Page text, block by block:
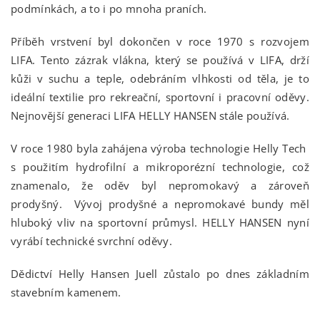
podmínkách, a to i po mnoha praních.
Příběh vrstvení byl dokončen v roce 1970 s rozvojem
LIFA. Tento zázrak vlákna, který se používá v LIFA, drží
kůži v suchu a teple, odebráním vlhkosti od těla, je to
ideální textilie pro rekreační, sportovní i pracovní oděvy.
Nejnovější generaci LIFA HELLY HANSEN stále používá.
V roce 1980 byla zahájena výroba technologie Helly Tech
s použitím hydrofilní a mikroporézní technologie, což
znamenalo, že oděv byl nepromokavý a zároveň
prodyšný. Vývoj prodyšné a nepromokavé bundy měl
hluboký vliv na sportovní průmysl. HELLY HANSEN nyní
vyrábí technické svrchní oděvy.
Dědictví Helly Hansen Juell zůstalo po dnes základním
stavebním kamenem.